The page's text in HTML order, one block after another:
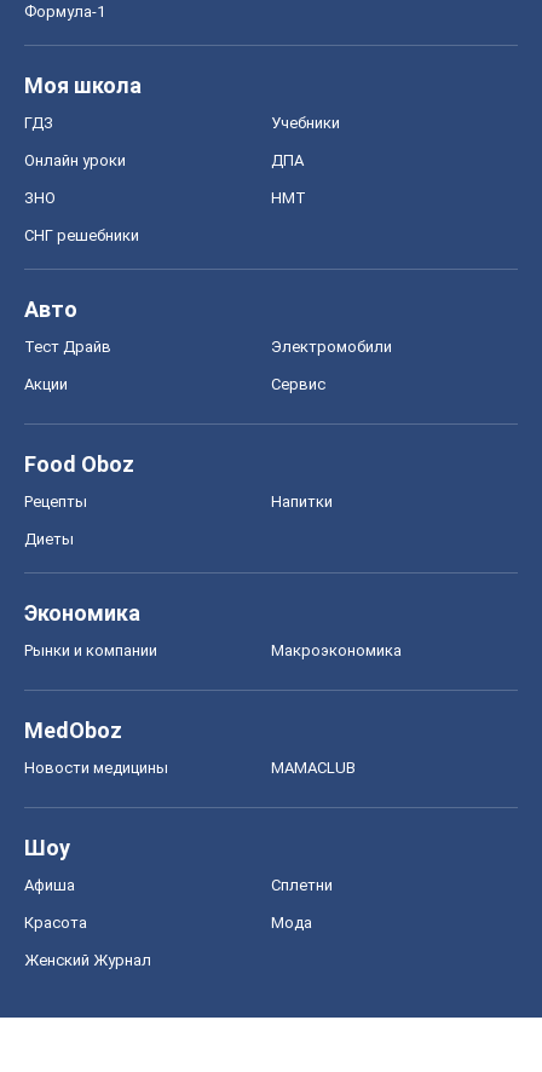
Формула-1
Моя школа
ГДЗ Учебники
Онлайн уроки ДПА
ЗНО НМТ
СНГ решебники
Авто
Тест Драйв Электромобили
Акции Сервис
Food Oboz
Рецепты Напитки
Диеты
Экономика
Рынки и компании Mакроэкономика
MedOboz
Новости медицины MAMACLUB
Шоу
Афиша Сплетни
Красота Мода
Женский Журнал